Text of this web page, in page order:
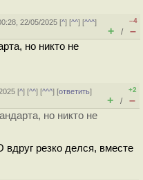
22/05/2025 [^] [^^] [^^^]
–4
+ / –
но никто не
[^] [^^] [^^^] [ответить]
+2
+ / –
но никто не
вдруг резко делся, вместе